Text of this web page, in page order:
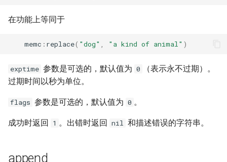
upstream-dynamic
upstream-fair
upstream-jdomain
在功能上等同于
memc : replace( "dog" "a kind of animal" )
exptime 参数是可选的，默认值为 0
（表示永不过期）。
过期时间以秒为单位。
flags 参数是可选的，默认值为 0 。
成功时返回 1 。出错时返回 nil 和描述错误的字符串。
append